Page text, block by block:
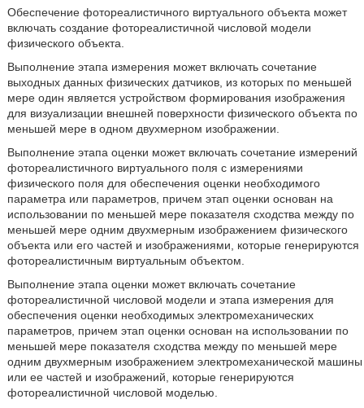
Обеспечение фотореалистичного виртуального объекта может
включать создание фотореалистичной числовой модели
физического объекта.
Выполнение этапа измерения может включать сочетание
выходных данных физических датчиков, из которых по меньшей
мере один является устройством формирования изображения
для визуализации внешней поверхности физического объекта по
меньшей мере в одном двухмерном изображении.
Выполнение этапа оценки может включать сочетание измерений
фотореалистичного виртуального поля с измерениями
физического поля для обеспечения оценки необходимого
параметра или параметров, причем этап оценки основан на
использовании по меньшей мере показателя сходства между по
меньшей мере одним двухмерным изображением физического
объекта или его частей и изображениями, которые генерируются
фотореалистичным виртуальным объектом.
Выполнение этапа оценки может включать сочетание
фотореалистичной числовой модели и этапа измерения для
обеспечения оценки необходимых электромеханических
параметров, причем этап оценки основан на использовании по
меньшей мере показателя сходства между по меньшей мере
одним двухмерным изображением электромеханической машины
или ее частей и изображений, которые генерируются
фотореалистичной числовой моделью.